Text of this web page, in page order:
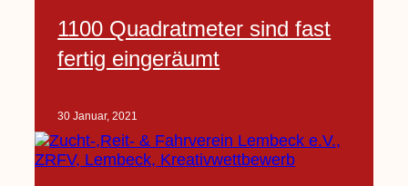
1100 Quadratmeter sind fast
fertig eingeräumt
30 Januar, 2021